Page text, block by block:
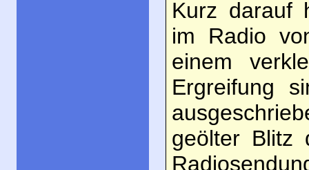
Kurz darauf
im Radio
einem
Ergreifung
geölter Blitz